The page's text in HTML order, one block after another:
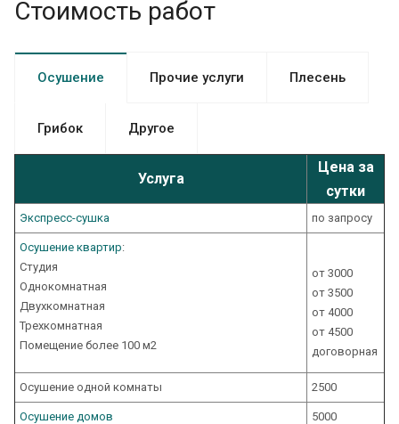
Стоимость работ
Осушение Прочие услуги Плесень
Грибок Другое
Услуга
Цена за
сутки
Экспресс-cушка по запросу
Осушение квартир:
Студия
Однокомнатная
Двухкомнатная
Трехкомнатная
Помещение более 100 м2
от 3000
от 3500
от 4000
от 4500
договорная
Осушение одной комнаты 2500
Осушение домов 5000